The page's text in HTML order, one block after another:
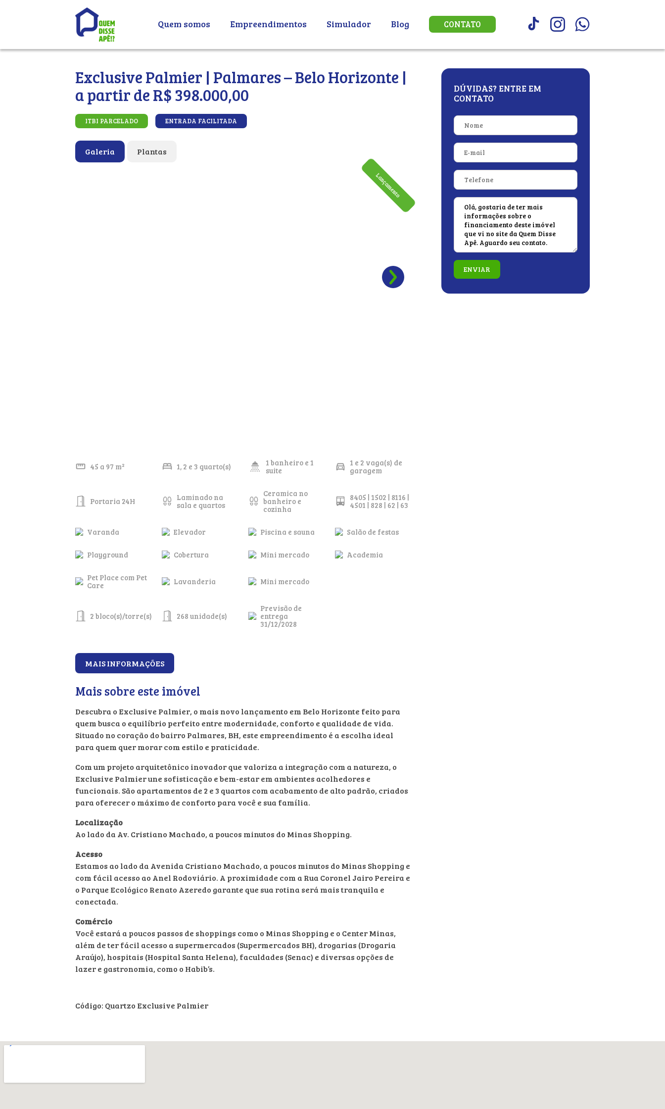
Quem somos Empreendimentos Simulador Blog CONTATO
Exclusive Palmier | Palmares – Belo Horizonte |
a partir de R$ 398.000,00
ITBI PARCELADO ENTRADA FACILITADA
Galeria Plantas
Lançamento
45 a 97 m² 1, 2 e 3 quarto(s)
1 banheiro e 1
suite
1 e 2 vaga(s) de
garagem
Portaria 24H
Laminado na
sala e quartos
Ceramica no
banheiro e
cozinha
8405 | 1502 | 8116 |
4501 | 828 | 62 | 63
Varanda Elevador Piscina e sauna Salão de festas
Playground Cobertura Mini mercado Academia
Pet Place com Pet
Care
Lavanderia Mini mercado
2 bloco(s)/torre(s) 268 unidade(s)
Previsão de
entrega
31/12/2028
MAIS INFORMAÇÕES
Mais sobre este imóvel
Descubra o Exclusive Palmier, o mais novo lançamento em Belo Horizonte feito para
quem busca o equilíbrio perfeito entre modernidade, conforto e qualidade de vida.
Situado no coração do bairro Palmares, BH, este empreendimento é a escolha ideal
para quem quer morar com estilo e praticidade.
Com um projeto arquitetônico inovador que valoriza a integração com a natureza, o
Exclusive Palmier une sofisticação e bem-estar em ambientes acolhedores e
funcionais. São apartamentos de 2 e 3 quartos com acabamento de alto padrão, criados
para oferecer o máximo de conforto para você e sua família.
Localização
Ao lado da Av. Cristiano Machado, a poucos minutos do Minas Shopping.
Acesso
Estamos ao lado da Avenida Cristiano Machado, a poucos minutos do Minas Shopping e
com fácil acesso ao Anel Rodoviário. A proximidade com a Rua Coronel Jairo Pereira e
o Parque Ecológico Renato Azeredo garante que sua rotina será mais tranquila e
conectada.
Comércio
Você estará a poucos passos de shoppings como o Minas Shopping e o Center Minas,
além de ter fácil acesso a supermercados (Supermercados BH), drogarias (Drogaria
Araújo), hospitais (Hospital Santa Helena), faculdades (Senac) e diversas opções de
lazer e gastronomia, como o Habib’s.
Código: Quartzo Exclusive Palmier
DÚVIDAS? ENTRE EM
CONTATO